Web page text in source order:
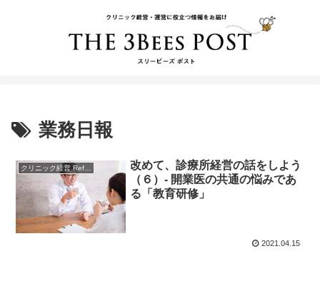
業務日報
クリニック経営 References
改めて、診療所経営の話をしよう
（６）- 開業医の共通の悩みであ
る「教育研修」
2021.04.15